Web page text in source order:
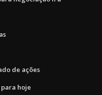
de ações
hoje